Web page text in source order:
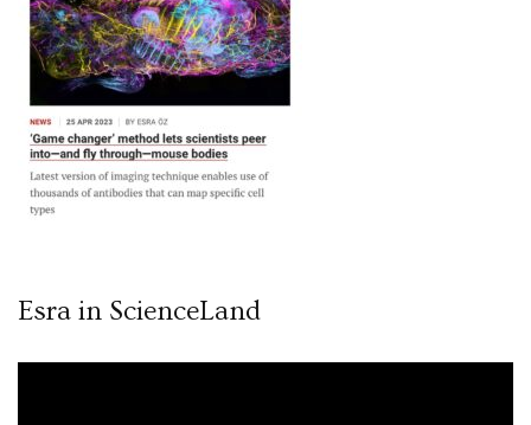
Esra in ScienceLand